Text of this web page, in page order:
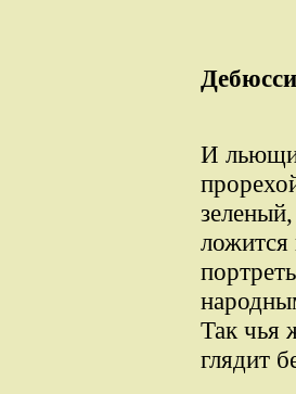
Дебюсси
И
ложится
Так чья
глядит